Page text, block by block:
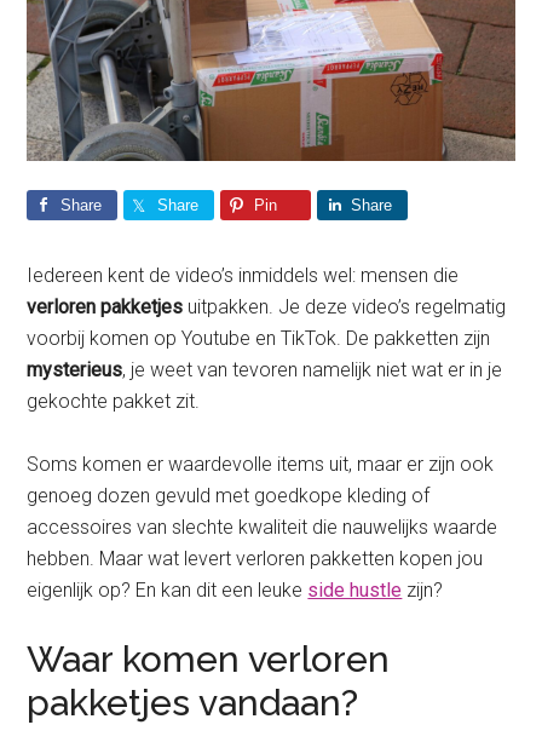
Share Share Pin Share
Iedereen kent de video’s inmiddels wel: mensen die
verloren pakketjes uitpakken. Je deze video’s regelmatig
voorbij komen op Youtube en TikTok. De pakketten zijn
mysterieus, je weet van tevoren namelijk niet wat er in je
gekochte pakket zit.
Soms komen er waardevolle items uit, maar er zijn ook
genoeg dozen gevuld met goedkope kleding of
accessoires van slechte kwaliteit die nauwelijks waarde
hebben. Maar wat levert verloren pakketten kopen jou
eigenlijk op? En kan dit een leuke side hustle zijn?
Waar komen verloren
pakketjes vandaan?